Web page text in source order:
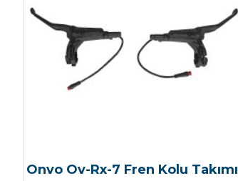
Onvo Ov-Rx-7 Fren Kolu Takımı